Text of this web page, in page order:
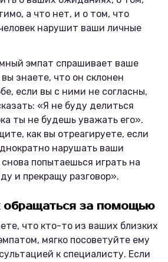
а что нет, и о том, что
нарушит ваши личные
эмпат спрашивает ваше
знаете, что он склонен
если вы с ними не согласны,
«Я не буду делиться
ты не будешь уважать его».
как вы отреагируете, если
нарушать ваши
попытаешься играть на
и прекращу разговор».
обращаться за помощью
что кто-то из ваших близких
мягко посоветуйте ему
к специалисту. Если